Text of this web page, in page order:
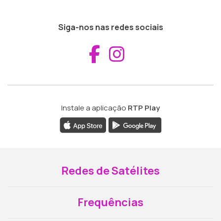
Siga-nos nas redes sociais
Aceder ao
Instale a aplicação RTP Play
Redes de Satélites
Frequências